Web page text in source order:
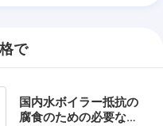
で
国内水ボイラー抵抗の
腐食のための必要な給